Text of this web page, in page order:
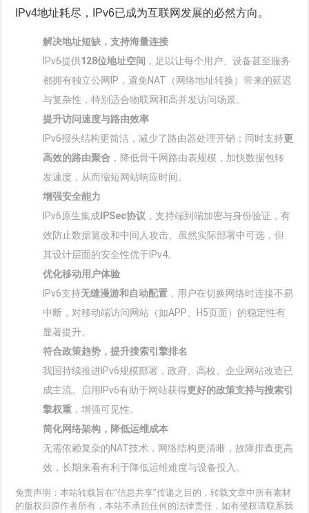
IPv4地址耗尽，IPv6已成为互联网发展的必然方向。
解决地址短缺，支持海量连接
IPv6提供‌128位地址空间 ‌，足以让每个用户、设备甚至服务
都拥有独立公网IP，避免NAT（网络地址转换）带来的延迟
与复杂性，特别适合物联网和高并发访问场景。
提升访问速度与路由效率
IPv6报头结构更简洁，减少了路由器处理开销；同时支持‌更
高效的路由聚合 ‌，降低骨干网路由表规模，加快数据包转
发速度，从而缩短网站响应时间。
增强安全能力
IPv6原生集成‌ IPSec协议 ‌，支持端到端加密与身份验证，有
效防止数据篡改和中间人攻击。虽然实际部署中可选，但
其设计层面的安全性优于IPv4。
优化移动用户体验
IPv6支持‌无缝漫游和自动配置 ‌，用户在切换网络时连接不易
中断，对移动端访问网站（如APP、H5页面）的稳定性有
显著提升。
符合政策趋势，提升搜索引擎排名
我国持续推进IPv6规模部署，政府、高校、企业网站改造已
成主流。启用IPv6有助于网站获得‌更好的政策支持与搜索引
擎权重 ‌，增强可见性。
简化网络架构，降低运维成本
无需依赖复杂的NAT技术，网络结构更清晰，故障排查更高
效，长期来看有利于降低运维难度与设备投入。
免责声明：本站转载旨在“信息共享”传递之目的，转载文章中所有素材
的版权归原作者所有，本站不承担任何的法律责任，如有侵权请联系我